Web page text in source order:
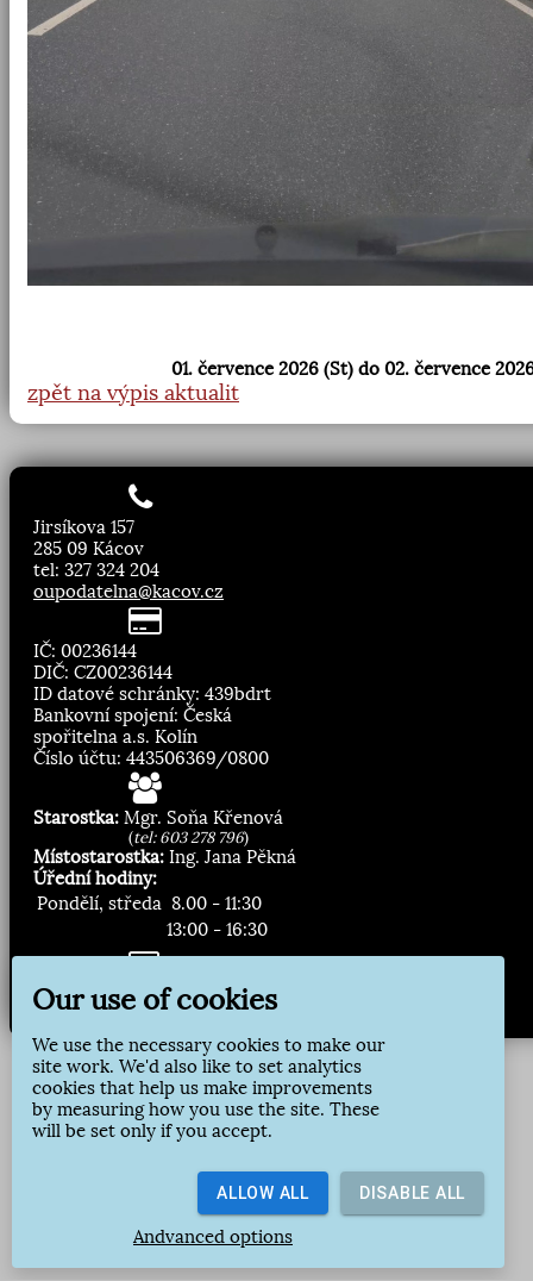
01. července 2026 (St) do 02. července
zpět na výpis aktualit
Jirsíkova 157
285 09 Kácov
tel: 327 324 204
oupodatelna@kacov.cz
IČ: 00236144
DIČ: CZ00236144
ID datové schránky: 439bdrt
Bankovní spojení: Česká
spořitelna a.s. Kolín
Číslo účtu: 443506369/0800
Starostka: Mgr. Soňa Křenová
(tel: 603 278 796)
Místostarostka: Ing. Jana Pěkná
Úřední hodiny:
Pondělí, středa 8.00 - 11:30
13:00 - 16:30
Zasílání novinek:
Our use of cookies
We use the necessary cookies to make our
site work. We'd also like to set analytics
cookies that help us make improvements
by measuring how you use the site. These
will be set only if you accept.
ALLOW ALL DISABLE ALL
Andvanced options